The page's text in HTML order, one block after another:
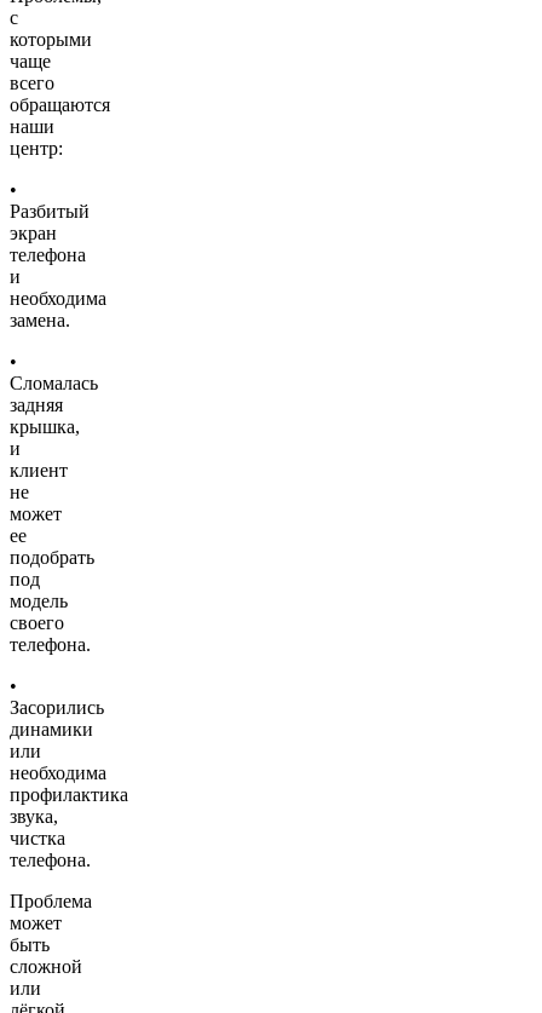
с
которыми
чаще
всего
обращаются
наши
центр:
•
Разбитый
экран
телефона
и
необходима
замена.
•
Сломалась
задняя
крышка,
и
клиент
не
может
ее
подобрать
под
модель
своего
телефона.
•
Засорились
динамики
или
необходима
профилактика
звука,
чистка
телефона.
Проблема
может
быть
сложной
или